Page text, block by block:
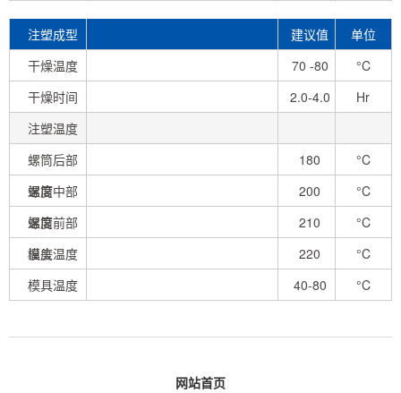
mm
注塑成型
条件
建议值
单位
干燥温度
70 -80
°C
干燥时间
2.0-4.0
Hr
注塑温度
螺筒后部
温度
180
°C
螺筒中部
温度
200
°C
螺筒前部
温度
210
°C
模头温度
220
°C
模具温度
40-80 °C
网站首页